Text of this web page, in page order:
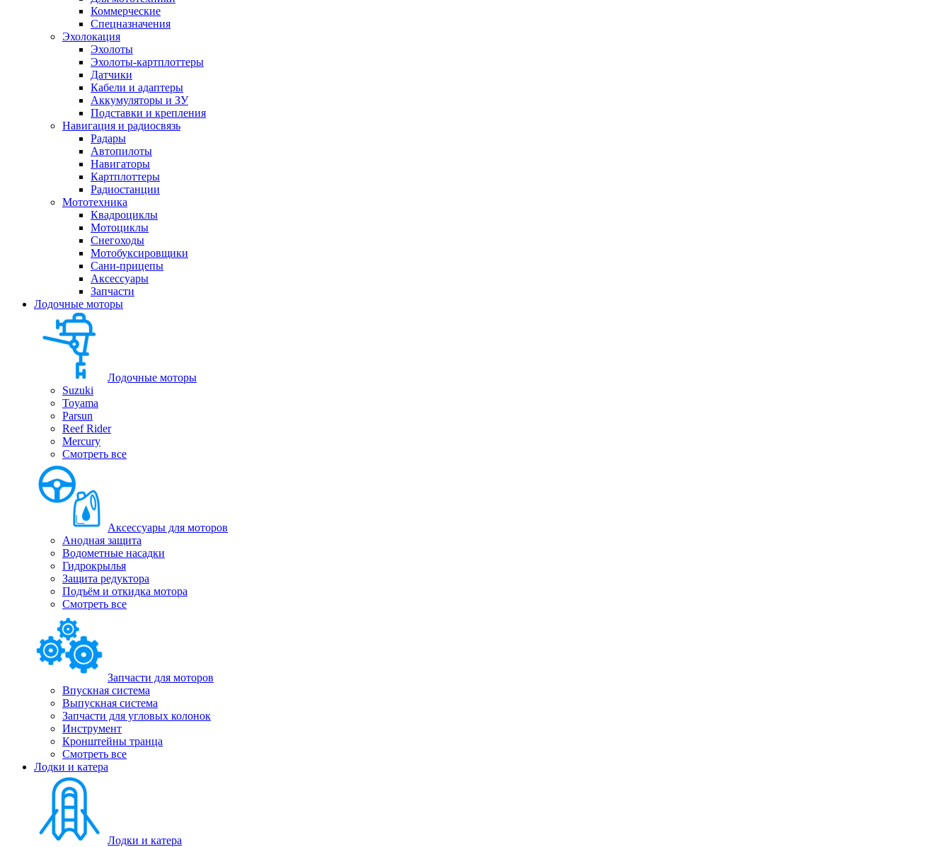
Коммерческие
Спецназначения
Эхолокация
Эхолоты
Эхолоты-картплоттеры
Датчики
Кабели и адаптеры
Аккумуляторы и ЗУ
Подставки и крепления
Навигация и радиосвязь
Радары
Автопилоты
Навигаторы
Картплоттеры
Радиостанции
Мототехника
Квадроциклы
Мотоциклы
Снегоходы
Мотобуксировщики
Сани-прицепы
Аксессуары
Запчасти
Лодочные моторы
Лодочные моторы
Suzuki
Toyama
Parsun
Reef Rider
Mercury
Смотреть все
Аксессуары для моторов
Анодная защита
Водометные насадки
Гидрокрылья
Защита редуктора
Подъём и откидка мотора
Смотреть все
Запчасти для моторов
Впускная система
Выпускная система
Запчасти для угловых колонок
Инструмент
Кронштейны транца
Смотреть все
Лодки и катера
Лодки и катера